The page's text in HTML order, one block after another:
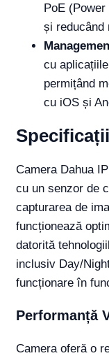
PoE
și reducând
cu
permițând
cu iOS și
Camera Dahua
cu un senzor de
capturarea de
funcționează
datorită
inclusiv Day/
funcționare în
Performanță
Camera oferă o